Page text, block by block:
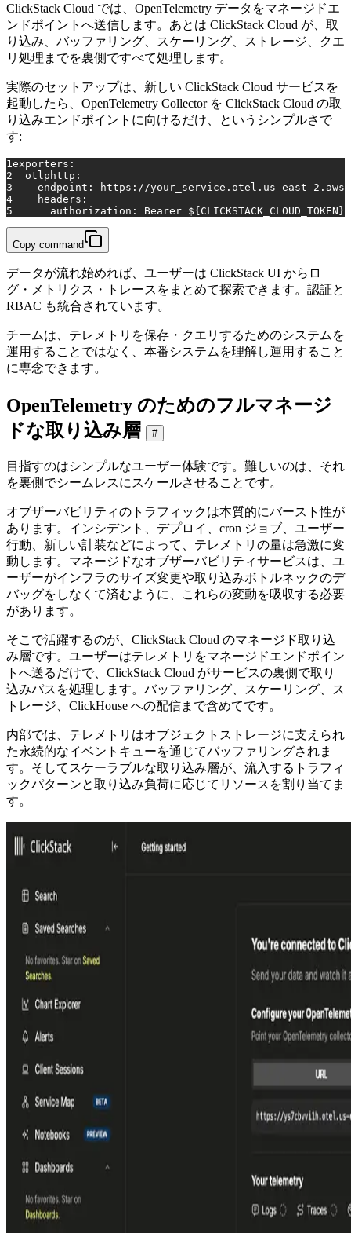
ClickStack Cloud では、OpenTelemetry データをマネージドエ
ンドポイントへ送信します。あとは ClickStack Cloud が、取
り込み、バッファリング、スケーリング、ストレージ、クエ
リ処理までを裏側ですべて処理します。
実際のセットアップは、新しい ClickStack Cloud サービスを
起動したら、OpenTelemetry Collector を ClickStack Cloud の取
り込みエンドポイントに向けるだけ、というシンプルさで
す:
1 exporters:
2
otlphttp:
3
endpoint:
https://your_service.otel.us-east-
4
headers:
5
authorization: Bearer ${CLICKSTACK_CLOUD_TOKEN}
Copy command
データが流れ始めれば、ユーザーは ClickStack UI からロ
グ・メトリクス・トレースをまとめて探索できます。認証と
RBAC も統合されています。
チームは、テレメトリを保存・クエリするためのシステムを
運用することではなく、本番システムを理解し運用すること
に専念できます。
OpenTelemetry のためのフルマネージ
ドな取り込み層
#
目指すのはシンプルなユーザー体験です。難しいのは、それ
を裏側でシームレスにスケールさせることです。
オブザーバビリティのトラフィックは本質的にバースト性が
あります。インシデント、デプロイ、cron ジョブ、ユーザー
行動、新しい計装などによって、テレメトリの量は急激に変
動します。マネージドなオブザーバビリティサービスは、ユ
ーザーがインフラのサイズ変更や取り込みボトルネックのデ
バッグをしなくて済むように、これらの変動を吸収する必要
があります。
そこで活躍するのが、ClickStack Cloud のマネージド取り込
み層です。ユーザーはテレメトリをマネージドエンドポイン
トへ送るだけで、ClickStack Cloud がサービスの裏側で取り
込みパスを処理します。バッファリング、スケーリング、ス
トレージ、ClickHouse への配信まで含めてです。
内部では、テレメトリはオブジェクトストレージに支えられ
た永続的なイベントキューを通じてバッファリングされま
す。そしてスケーラブルな取り込み層が、流入するトラフィ
ックパターンと取り込み負荷に応じてリソースを割り当てま
す。